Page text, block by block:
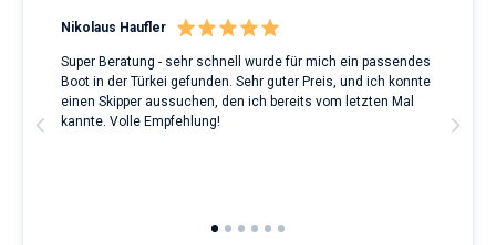
Nikolaus Haufler
Super Beratung - sehr schnell wurde für mich ein passendes
Boot in der Türkei gefunden. Sehr guter Preis, und ich konnte
einen Skipper aussuchen, den ich bereits vom letzten Mal
kannte. Volle Empfehlung!